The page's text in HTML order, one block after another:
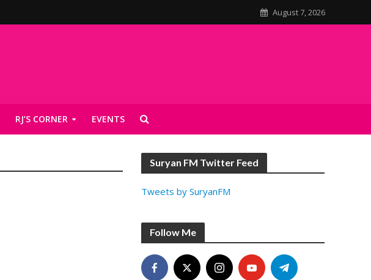
August 7, 2026
RJ’S CORNER EVENTS
Suryan FM Twitter Feed
Tweets by SuryanFM
Follow Me